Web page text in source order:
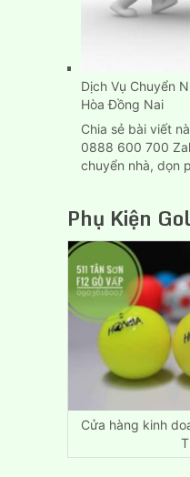
Dịch Vụ Chuyển
Hòa Đồng Nai
Chia sẻ bài viết
0888 600 700
chuyển nhà, dọn
Phụ Kiện
Cửa hàng kinh